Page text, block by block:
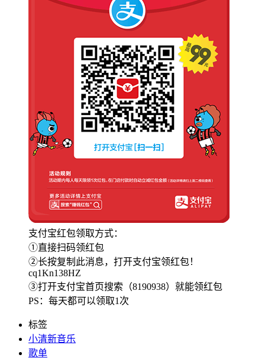
支付宝红包领取方式：
①直接扫码领红包
②长按复制此消息，打开支付宝领红包！
cq1Kn138HZ
③打开支付宝首页搜索（8190938）就能领红包
PS：每天都可以领取1次
标签
小清新音乐
歌单